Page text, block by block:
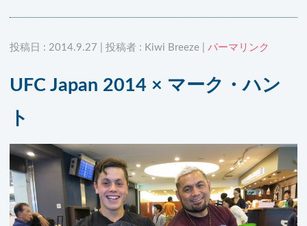
投稿日 : 2014.9.27 | 投稿者 : Kiwi Breeze | パーマリンク
UFC Japan 2014 × マーク・ハン
ト